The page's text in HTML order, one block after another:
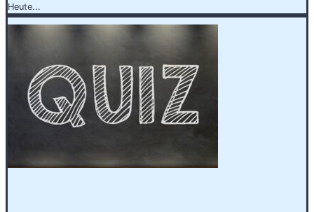
Heute...